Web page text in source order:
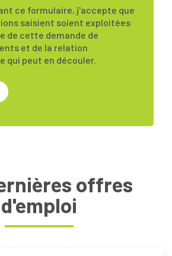
ce formulaire, j'accepte que
saisient soient exploitées
de cette demande de
et de la relation
qui peut en découler.
offres
d'emploi